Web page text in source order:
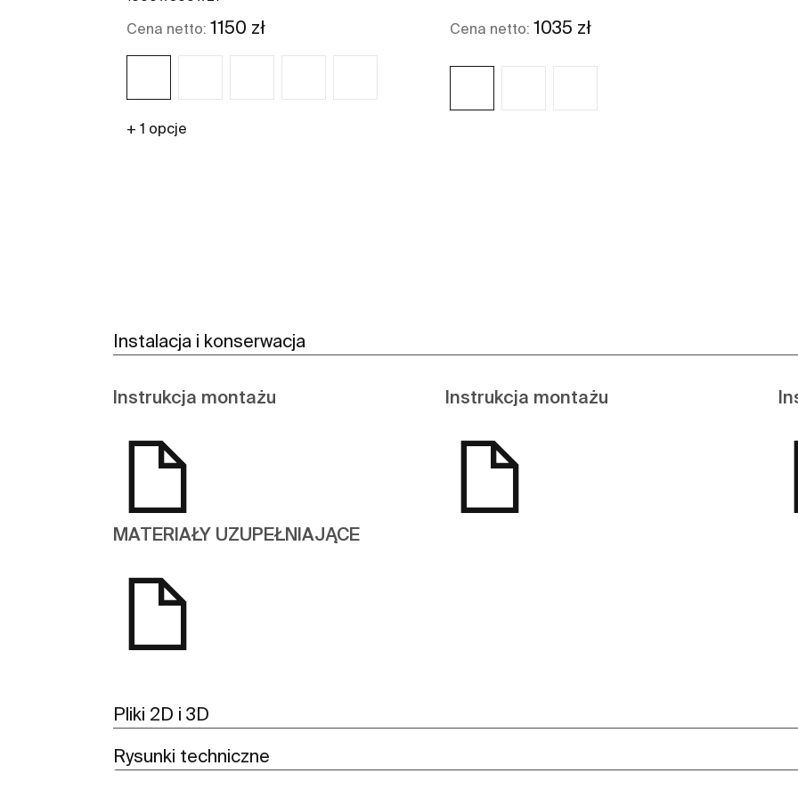
Cena netto: 1150 zł
+ 1 opcje
Cena netto:1035 zł
Instalacja i konserwacja
Instrukcja montażu Instrukcja montażu
MATERIAŁY UZUPEŁNIAJĄCE
Pliki 2D i 3D
Rysunki techniczne